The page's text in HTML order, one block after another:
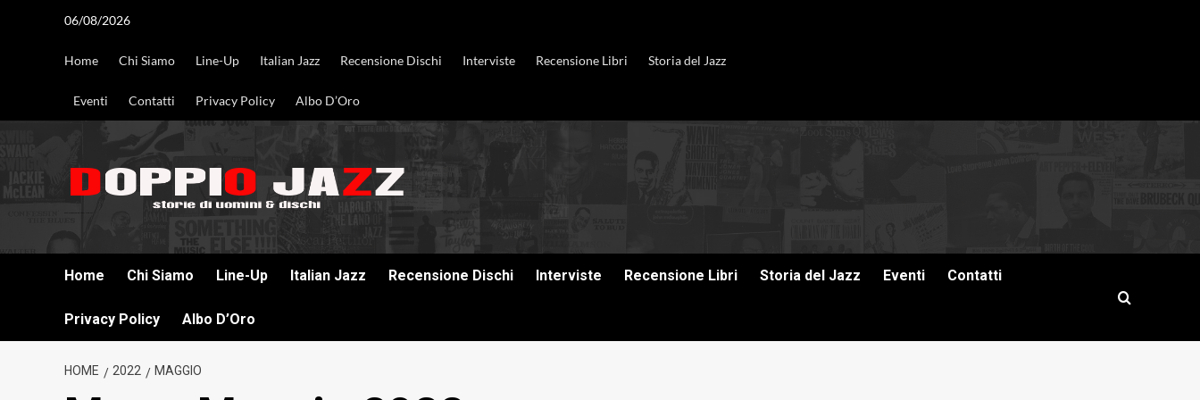
06/08/2026
Home Chi Siamo Line-Up Italian Jazz Recensione Dischi Interviste Recensione Libri Storia del Jazz
Eventi Contatti Privacy Policy Albo D’Oro
Home Chi Siamo Line-Up Italian Jazz Recensione Dischi Interviste Recensione Libri Storia del Jazz Eventi Contatti
Privacy Policy Albo D’Oro
HOME 2022 MAGGIO